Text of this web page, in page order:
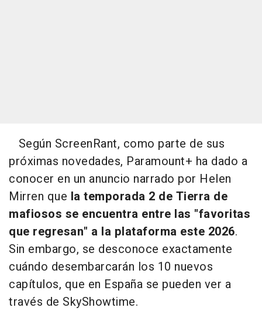
Según ScreenRant, como parte de sus
próximas novedades, Paramount+ ha dado a
conocer en un anuncio narrado por Helen
Mirren que la temporada 2 de Tierra de
mafiosos se encuentra entre las "favoritas
que regresan" a la plataforma este 2026.
Sin embargo, se desconoce exactamente
cuándo desembarcarán los 10 nuevos
capítulos, que en España se pueden ver a
través de SkyShowtime.